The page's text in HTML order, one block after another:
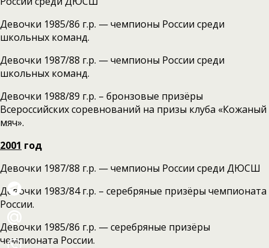
Девочки 1985/86 г.р. — чемпионы России среди
школьных команд.
Девочки 1987/88 г.р. — чемпионы России среди
школьных команд.
Девочки 1988/89 г.р. – бронзовые призёры
Всероссийских соревнований на призы клуба «Кожаный
мяч».
2001 год
Девочки 1987/88 г.р. — чемпионы России среди ДЮСШ
Девочки 1983/84 г.р. – серебряные призёры чемпионата
России.
Девочки 1985/86 г.р. — серебряные призёры
чемпионата России.